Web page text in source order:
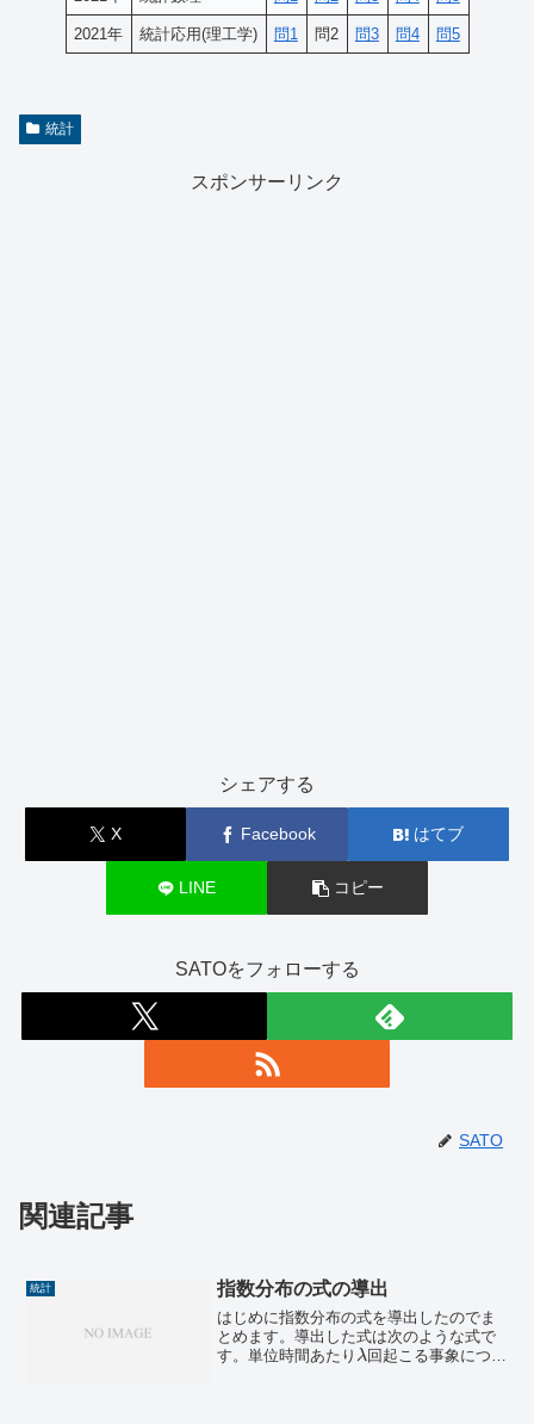
2021年 統計応用(理工学) 問1 問2 問3 問4 問5
統計
スポンサーリンク
シェアする
X Facebook はてブ
LINE コピー
SATOをフォローする
SATO
関連記事
統計 指数分布の式の導出
はじめに指数分布の式を導出したのでま
とめます。導出した式は次のような式で
す。単位時間あたりλ回起こる事象につい